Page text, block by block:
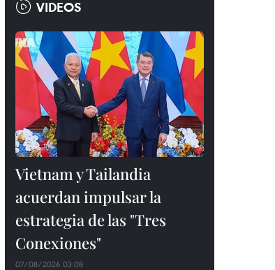
VIDEOS
Vietnam y Tailandia
acuerdan impulsar la
estrategia de las "Tres
Conexiones"
07/08/2026 03:08